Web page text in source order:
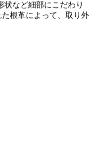
など細部にこだわり
根革によって、取り外